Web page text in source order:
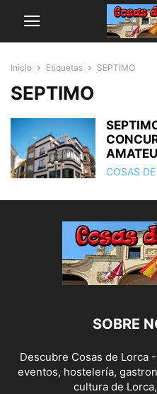
Inicio Etiquetas SEPTIMO
SEPTIMO
COSAS
SOBRE
Descubre Cosas de Lorca
eventos, hostelería,
cultura de